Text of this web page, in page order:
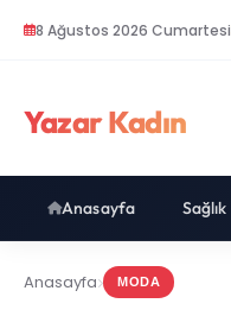
8 Ağustos 2026 Cumartesi
Yazar Kadın
Anasayfa Sağlık
Anasayfa MODA